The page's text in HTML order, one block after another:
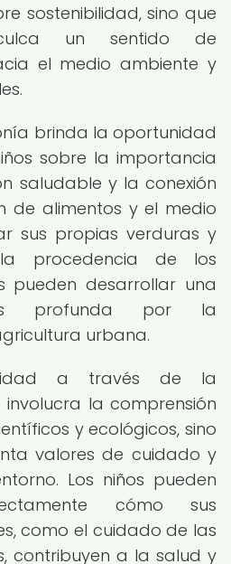
sostenibilidad, sino que
un sentido de
el medio ambiente y
brinda la oportunidad
sobre la importancia
saludable y la conexión
de alimentos y el medio
sus propias verduras y
procedencia de los
pueden desarrollar una
profunda por la
urbana.
a través de la
la comprensión
y ecológicos, sino
valores de cuidado y
Los niños pueden
cómo sus
como el cuidado de las
contribuyen a la salud y